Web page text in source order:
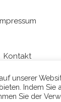
Kontakt
unserer
Indem Sie
Sie der